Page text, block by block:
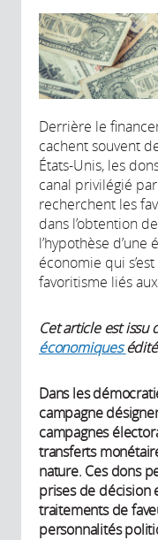
Derrière le
cachent souvent
États-Unis, les
canal privilégié
recherchent les
dans l’obtention
l’hypothèse
économie qui
favoritisme liés
Cet article est issu
économiques
Dans les
campagne
campagnes
transferts
nature. Ces dons
prises de décision
traitements de
personnalités